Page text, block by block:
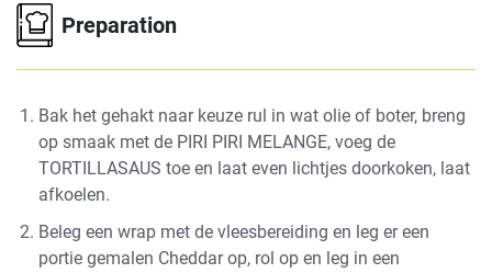
Preparation
Bak het gehakt naar keuze rul in wat olie of boter, breng
op smaak met de PIRI PIRI MELANGE, voeg de
TORTILLASAUS toe en laat even lichtjes doorkoken, laat
afkoelen.
Beleg een wrap met de vleesbereiding en leg er een
portie gemalen Cheddar op, rol op en leg in een